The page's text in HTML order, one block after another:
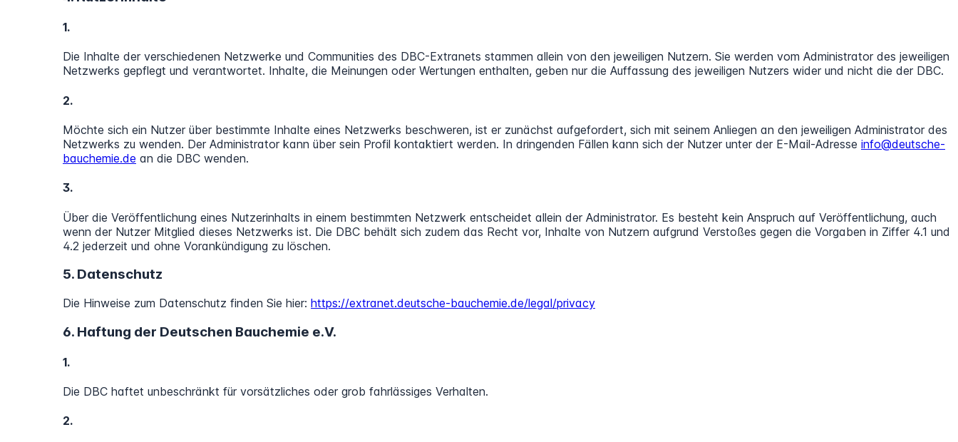
1.
Die Inhalte der verschiedenen Netzwerke und Communities des DBC-Extranets stammen allein von den jeweiligen Nutzern. Sie werden vom Administrator des jeweiligen
Netzwerks gepflegt und verantwortet. Inhalte, die Meinungen oder Wertungen enthalten, geben nur die Auffassung des jeweiligen Nutzers wider und nicht die der DBC.
2.
Möchte sich ein Nutzer über bestimmte Inhalte eines Netzwerks beschweren, ist er zunächst aufgefordert, sich mit seinem Anliegen an den jeweiligen Administrator des
Netzwerks zu wenden. Der Administrator kann über sein Profil kontaktiert werden. In dringenden Fällen kann sich der Nutzer unter der E-Mail-Adresse info@deutsche-
bauchemie.de an die DBC wenden.
3.
Über die Veröffentlichung eines Nutzerinhalts in einem bestimmten Netzwerk entscheidet allein der Administrator. Es besteht kein Anspruch auf Veröffentlichung, auch
wenn der Nutzer Mitglied dieses Netzwerks ist. Die DBC behält sich zudem das Recht vor, Inhalte von Nutzern aufgrund Verstoßes gegen die Vorgaben in Ziffer 4.1 und
4.2 jederzeit und ohne Vorankündigung zu löschen.
5. Datenschutz
Die Hinweise zum Datenschutz finden Sie hier: https://extranet.deutsche-bauchemie.de/legal/privacy
6. Haftung der Deutschen Bauchemie e.V.
1.
Die DBC haftet unbeschränkt für vorsätzliches oder grob fahrlässiges Verhalten.
2.